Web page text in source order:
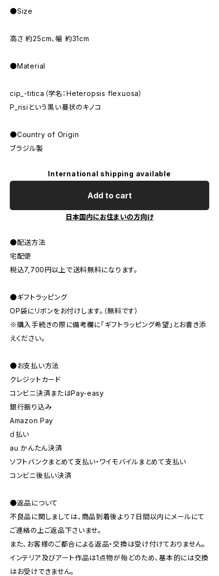
●Size
高さ 約25cm、幅 約31cm
●Material
cip_-titica（学名：Heteropsis flexuosa）
P_risiという黒い蔓状のキノコ
●Country of Origin
ブラジル製
International shipping available
Add to cart
日本国内にお住まいの方向け
●配送方法
宅配便
税込7,700円以上で送料無料になります。
●ギフトラッピング
OP袋にリボンをお付けします。（無料です）
※購入手続きの際に備考欄に「ギフトラッピング希望」とお書き添
えください。
●お支払い方法
クレジットカード
コンビニ決済またはPay-easy
銀行振り込み
Amazon Pay
ｄ払い
au かんたん決済
ソフトバンクまとめて支払い・ワイモバイルまとめて支払い
コンビニ後払い決済
●返品について
不良品に関しましては、商品到着後より７日間以内にメールにて
ご連絡の上ご返品下さいませ。
また、お客様のご都合による返品・交換は受け付けておりません。
インテリア及びアート作品は1点物が殆どのため、基本的には交換
はお受けできません。